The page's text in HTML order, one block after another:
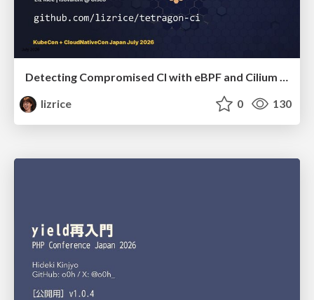
lizrice
0 130